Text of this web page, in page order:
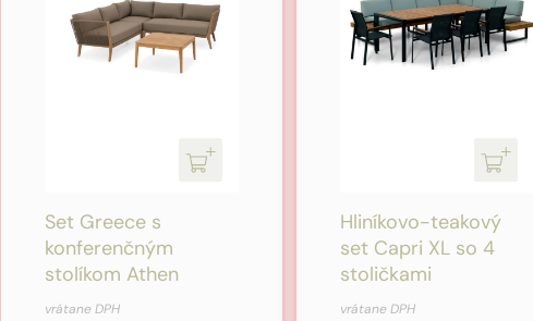
Set Greece s
konferenčným
stolíkom Athen
vrátane DPH
Hliníkovo-teakový
set Capri XL so 4
stoličkami
Pôvodná
Aktuálna
vrátane DPH